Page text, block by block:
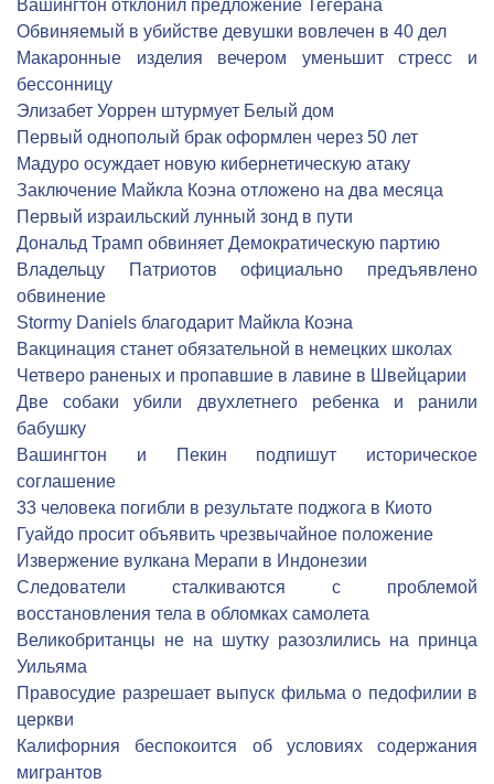
Вашингтон отклонил предложение Тегерана
Обвиняемый в убийстве девушки вовлечен в 40 дел
Макаронные изделия вечером уменьшит стресс и
бессонницу
Элизабет Уоррен штурмует Белый дом
Первый однополый брак оформлен через 50 лет
Мадуро осуждает новую кибернетическую атаку
Заключение Майкла Коэна отложено на два месяца
Первый израильский лунный зонд в пути
Дональд Трамп обвиняет Демократическую партию
Владельцу Патриотов официально предъявлено
обвинение
Stormy Daniels благодарит Майкла Коэна
Вакцинация станет обязательной в немецких школах
Четверо раненых и пропавшие в лавине в Швейцарии
Две собаки убили двухлетнего ребенка и ранили
бабушку
Вашингтон и Пекин подпишут историческое
соглашение
33 человека погибли в результате поджога в Киото
Гуайдо просит объявить чрезвычайное положение
Извержение вулкана Мерапи в Индонезии
Следователи сталкиваются с проблемой
восстановления тела в обломках самолета
Великобританцы не на шутку разозлились на принца
Уильяма
Правосудие разрешает выпуск фильма о педофилии в
церкви
Калифорния беспокоится об условиях содержания
мигрантов